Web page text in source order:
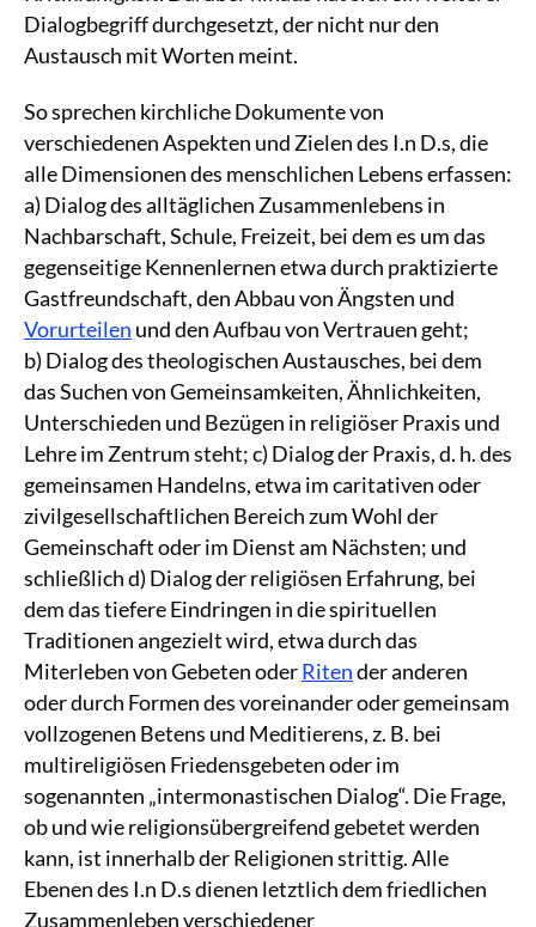
Dialogbegriff durchgesetzt, der nicht nur den
Austausch mit Worten meint.
So sprechen kirchliche Dokumente von
verschiedenen Aspekten und Zielen des I.n D.s, die
alle Dimensionen des menschlichen Lebens erfassen:
a) Dialog des alltäglichen Zusammenlebens in
Nachbarschaft, Schule, Freizeit, bei dem es um das
gegenseitige Kennenlernen etwa durch praktizierte
Gastfreundschaft, den Abbau von Ängsten und
Vorurteilen und den Aufbau von Vertrauen geht;
b) Dialog des theologischen Austausches, bei dem
das Suchen von Gemeinsamkeiten, Ähnlichkeiten,
Unterschieden und Bezügen in religiöser Praxis und
Lehre im Zentrum steht; c) Dialog der Praxis, d. h. des
gemeinsamen Handelns, etwa im caritativen oder
zivilgesellschaftlichen Bereich zum Wohl der
Gemeinschaft oder im Dienst am Nächsten; und
schließlich d) Dialog der religiösen Erfahrung, bei
dem das tiefere Eindringen in die spirituellen
Traditionen angezielt wird, etwa durch das
Miterleben von Gebeten oderRitender anderen
oder durch Formen des voreinander oder gemeinsam
vollzogenen Betens und Meditierens, z. B. bei
multireligiösen Friedensgebeten oder im
sogenannten „intermonastischen Dialog“. Die Frage,
ob und wie religionsübergreifend gebetet werden
kann, ist innerhalb der Religionen strittig. Alle
Ebenen des I.n D.s dienen letztlich dem friedlichen
Zusammenleben verschiedener